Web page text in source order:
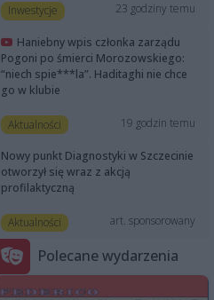
Inwestycje 23 godziny temu
Haniebny wpis członka zarządu
Pogoni po śmierci Morozowskiego:
“niech spie***la”. Haditaghi nie chce
go w klubie
Aktualności 19 godzin temu
Nowy punkt Diagnostyki w Szczecinie
otworzył się wraz z akcją
profilaktyczną
Aktualności art. sponsorowany
Polecane wydarzenia